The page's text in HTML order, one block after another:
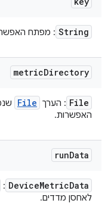
String : מפתח
metricDirectory
File : הערך File
האפשרות.
runData
DeviceMetricData
:
לאחסן מדדים.